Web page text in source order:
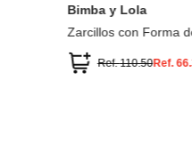
Bimba y Lola
Zarcillos con Forma
Ref.110.50Ref.